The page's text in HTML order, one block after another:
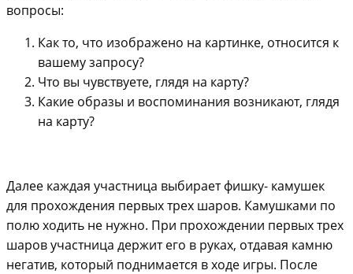
вопросы:
Как то, что изображено на картинке, относится к
вашему запросу?
Что вы чувствуете, глядя на карту?
Какие образы и воспоминания возникают, глядя
на карту?
Далее каждая участница выбирает фишку- камушек
для прохождения первых трех шаров. Камушками по
полю ходить не нужно. При прохождении первых трех
шаров участница держит его в руках, отдавая камню
негатив, который поднимается в ходе игры. После